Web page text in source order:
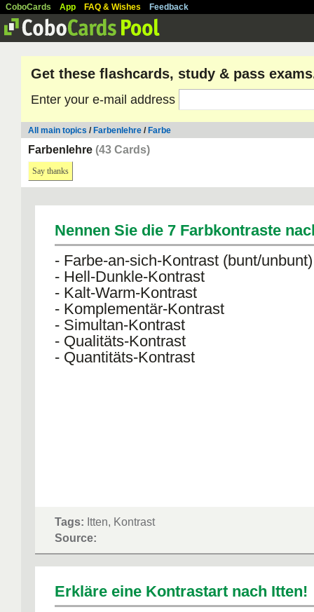
CoboCards App FAQ & Wishes Feedback
Get these flashcards, study & pass
Enter your e-mail address
All main topics / Farbenlehre / Farbe
Farbenlehre (43 Cards)
Say thanks
Nennen Sie die 7 Farbkontraste
- Farbe-an-sich-Kontrast (bunt/unbunt)
- Hell-Dunkle-Kontrast
- Kalt-Warm-Kontrast
- Komplementär-Kontrast
- Simultan-Kontrast
- Qualitäts-Kontrast
- Quantitäts-Kontrast
Tags: Itten, Kontrast
Source:
Erkläre eine Kontrastart nach Itten!